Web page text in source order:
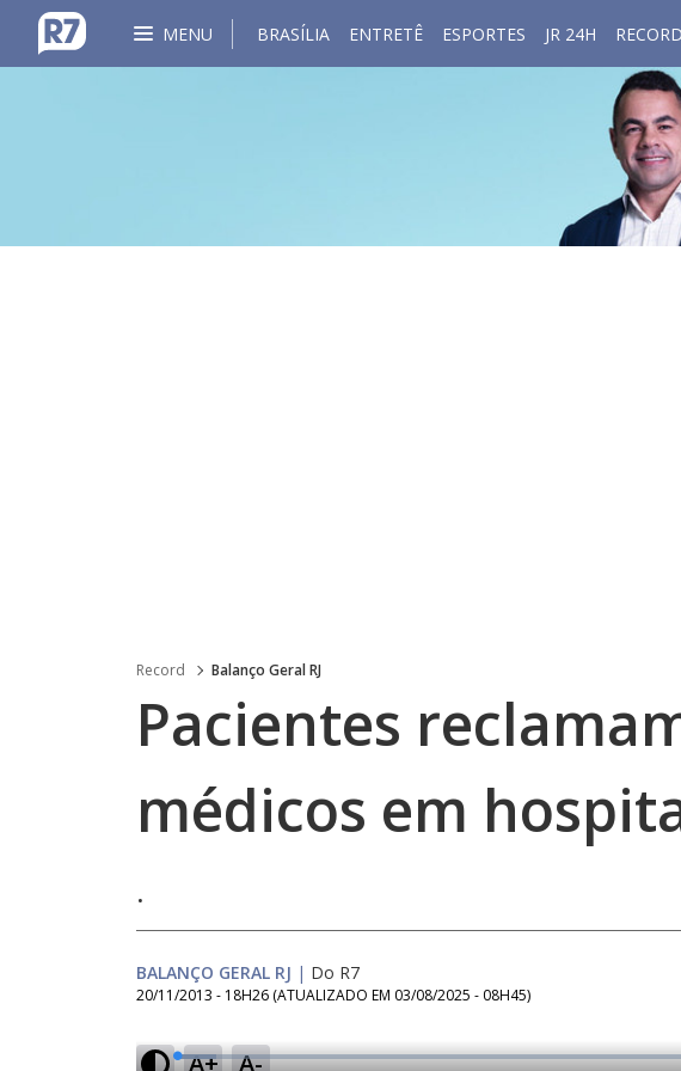
MENU BRASÍLIA ENTRETÊ ESPORTES JR 24H RECORD
Record Balanço Geral RJ
Pacientes
médicos em
.
BALANÇO GERAL RJ | Do R7
20/11/2013 - 18H26 (ATUALIZADO EM 03/08/2025 - 08H45)
A+ A-
L